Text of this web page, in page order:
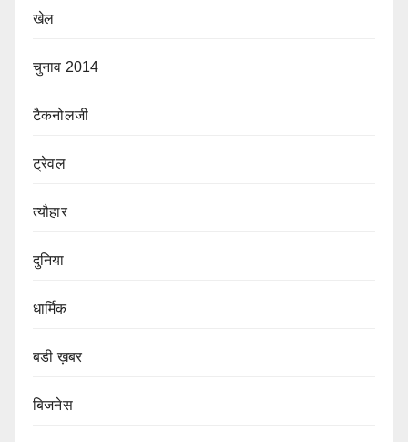
खेल
चुनाव 2014
टैकनोलजी
ट्रेवल
त्यौहार
दुनिया
धार्मिक
बडी ख़बर
बिजनेस